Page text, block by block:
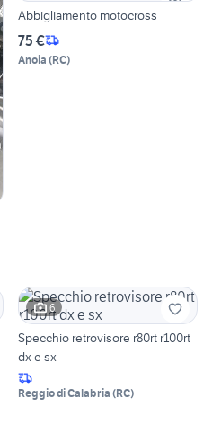
Abbigliamento motocross
75 €
Anoia (RC)
6
Specchio retrovisore r80rt r100rt
dx e sx
Reggio di Calabria (RC)